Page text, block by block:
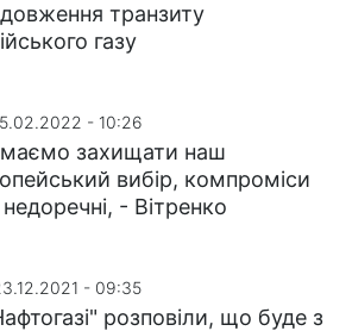
транзиту
газу
- 10:26
захищати наш
вибір, компроміси
- Вітренко
- 09:35
розповіли, що буде з